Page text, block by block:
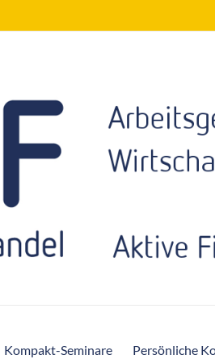
Kompakt-Seminare Persönliche